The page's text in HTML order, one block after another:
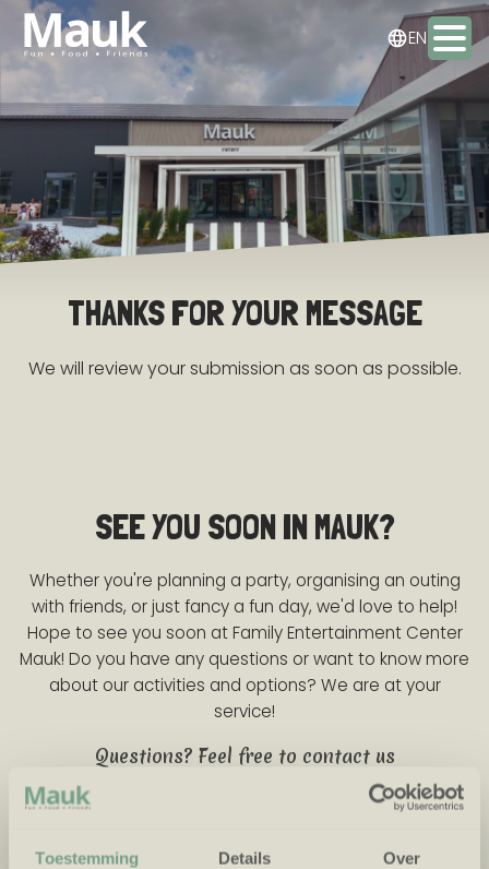
Toestemming Details Over
EN
NL
DE
Activities
Packages
Food & drinks
Staying the night
Meeting & Events
THANKS FOR YOUR MESSAGE
We will review your submission as soon as possible.
SEE YOU SOON IN MAUK?
Whether you're planning a party, organising an outing
with friends, or just fancy a fun day, we'd love to help!
Hope to see you soon at Family Entertainment Center
Mauk! Do you have any questions or want to know more
about our activities and options? We are at your
service!
Questions? Feel free to contact us
Frequently asked questions